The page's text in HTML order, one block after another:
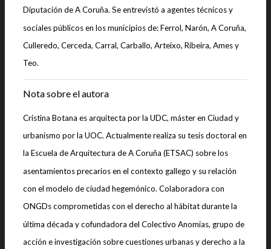
Diputación de A Coruña. Se entrevistó a agentes técnicos y
sociales públicos en los municipios de: Ferrol, Narón, A Coruña,
Culleredo, Cerceda, Carral, Carballo, Arteixo, Ribeira, Ames y
Teo.
Nota sobre el autora
Cristina Botana es arquitecta por la UDC, máster en Ciudad y
urbanismo por la UOC. Actualmente realiza su tesis doctoral en
la Escuela de Arquitectura de A Coruña (ETSAC) sobre los
asentamientos precarios en el contexto gallego y su relación
con el modelo de ciudad hegemónico. Colaboradora con
ONGDs comprometidas con el derecho al hábitat durante la
última década y cofundadora del Colectivo Anomias, grupo de
acción e investigación sobre cuestiones urbanas y derecho a la